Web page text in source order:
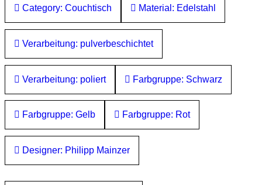
Category: Couchtisch Material: Edelstahl
Verarbeitung: pulverbeschichtet
Verarbeitung: poliert Farbgruppe: Schwarz
Farbgruppe: Gelb Farbgruppe: Rot
Designer: Philipp Mainzer